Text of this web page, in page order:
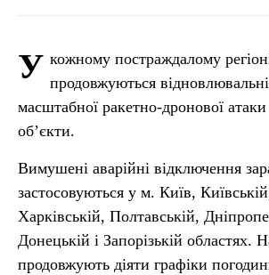
У кожному постраждалому
продовжуються
масштабної ракетно-дронової
об’єкти.
Вимушені аварійні відключення
застосовуються у м. Київ,
Харківській, Полтавській,
Донецькій і Запорізькій областях.
продовжують діяти графіки